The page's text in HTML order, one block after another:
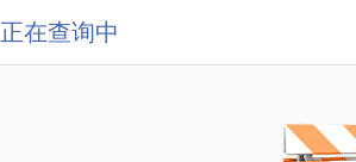
正在查询中